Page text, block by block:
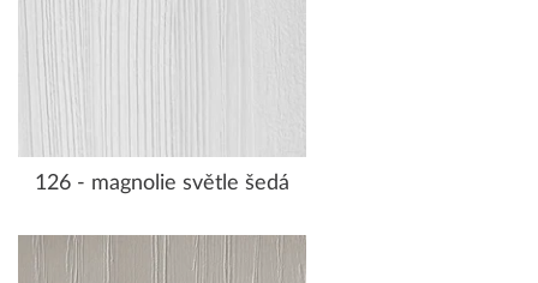
126 - magnolie světle šedá